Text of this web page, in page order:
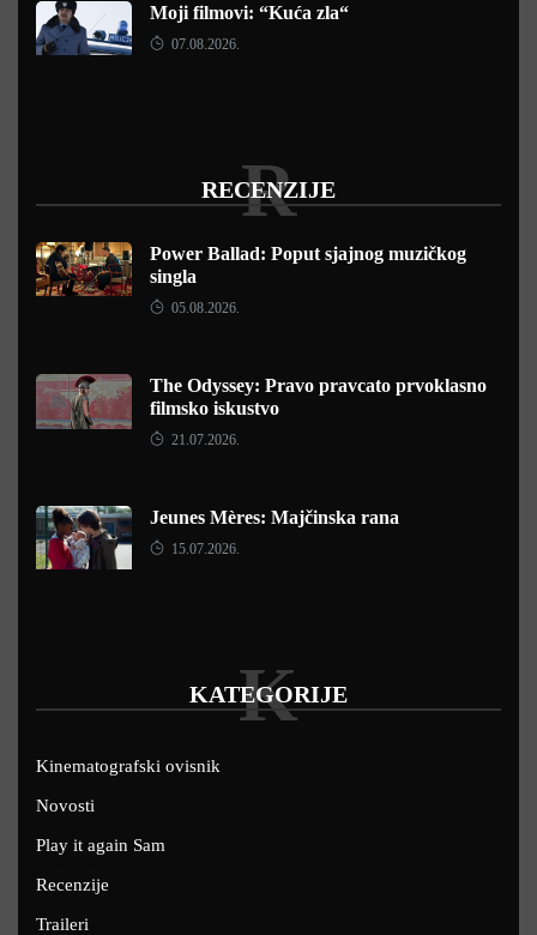
Moji filmovi: “Kuća zla“
07.08.2026.
RECENZIJE
R
Power Ballad: Poput sjajnog muzičkog
singla
05.08.2026.
The Odyssey: Pravo pravcato prvoklasno
filmsko iskustvo
21.07.2026.
Jeunes Mères: Majčinska rana
15.07.2026.
KATEGORIJE
K
Kinematografski ovisnik
Novosti
Play it again Sam
Recenzije
Traileri